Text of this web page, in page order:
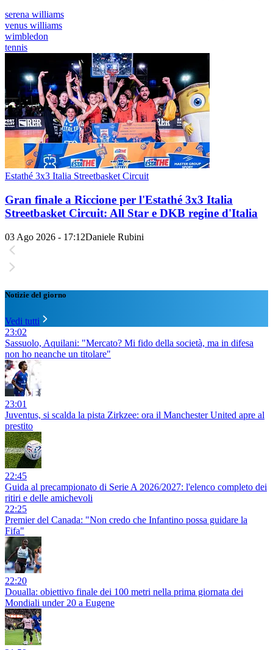
serena williams
venus williams
wimbledon
tennis
Estathé 3x3 Italia Streetbasket Circuit
Gran finale a Riccione per l'Estathé 3x3 Italia
Streetbasket Circuit: All Star e DKB regine d'Italia
03 Ago 2026 - 17:12Daniele Rubini
Notizie del giorno
Vedi tutti
23:02
Sassuolo, Aquilani: "Mercato? Mi fido della società, ma in difesa
non ho neanche un titolare"
23:01
Juventus, si scalda la pista Zirkzee: ora il Manchester United apre al
prestito
22:45
Guida al precampionato di Serie A 2026/2027: l'elenco completo dei
ritiri e delle amichevoli
22:25
Premier del Canada: "Non credo che Infantino possa guidare la
Fifa"
22:20
Doualla: obiettivo finale dei 100 metri nella prima giornata dei
Mondiali under 20 a Eugene